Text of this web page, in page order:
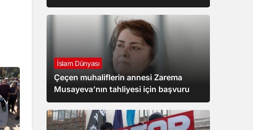
İslam Dünyası
Çeçen muhaliflerin annesi Zarema
Musayeva’nın tahliyesi için başvuru